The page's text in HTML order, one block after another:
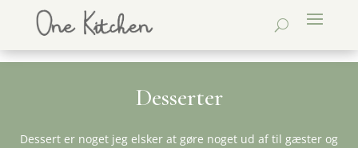
Desserter
Dessert er noget jeg elsker at gøre noget ud af til gæster og